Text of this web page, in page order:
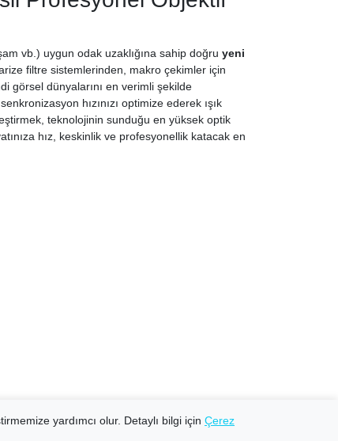
vb.) uygun odak uzaklığına sahip doğru yeni
filtre sistemlerinden, makro çekimler için
görsel dünyalarını en verimli şekilde
hızınızı optimize ederek ışık
teknolojinin sunduğu en yüksek optik
hız, keskinlik ve profesyonellik katacak en
yardımcı olur. Detaylı bilgi için Çerez